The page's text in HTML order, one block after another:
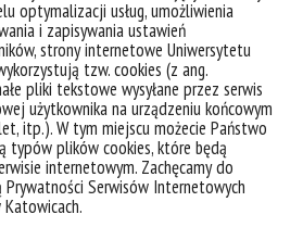
optymalizacji usług, umożliwienia
i zapisywania ustawień
strony internetowe Uniwersytetu
tzw. cookies (z ang.
pliki tekstowe wysyłane przez serwis
użytkownika na urządzeniu końcowym
itp.). W tym miejscu możecie Państwo
typów plików cookies, które będą
internetowym. Zachęcamy do
Serwisów Internetowych
zachęcamy do udziału w
godz. 11.30, s. 1.4 (I piętro)–
Wydziału pt. „A failing
development of labour law or a
of OSH? – Theoretical questions
on menstrual leave”
godz. 8.00, s. 3.48 (III piętro)